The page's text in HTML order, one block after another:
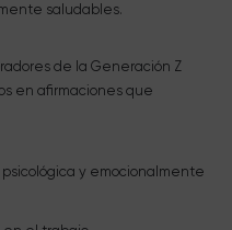
saludables.
de la Generación Z
en afirmaciones que
y emocionalmente